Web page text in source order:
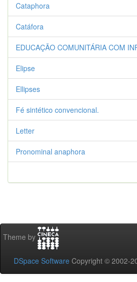
Cataphora
Catáfora
EDUCAÇÃO COMUNITÁRIA COM
Elipse
Ellipses
Fé sintético convencional.
Letter
Pronominal anaphora
Theme by
DSpace Software Copyright © 2002-